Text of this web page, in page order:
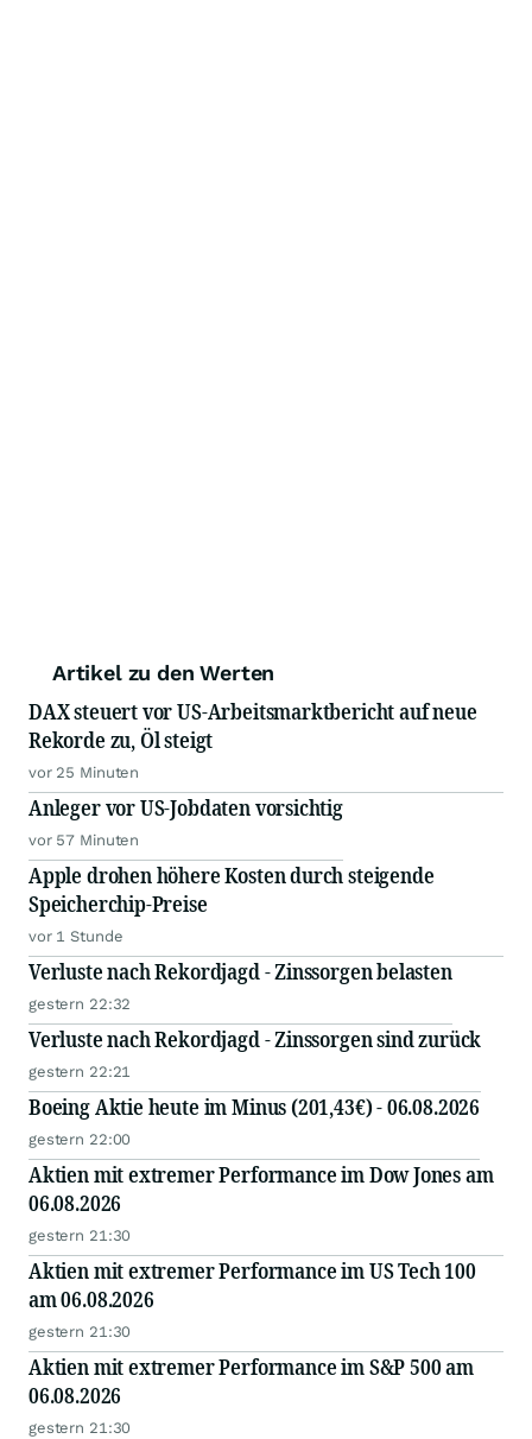
Artikel zu den Werten
DAX steuert vor US-Arbeitsmarktbericht auf neue
Rekorde zu, Öl steigt
vor 25 Minuten
Anleger vor US-Jobdaten vorsichtig
vor 57 Minuten
Apple drohen höhere Kosten durch steigende
Speicherchip-Preise
vor 1 Stunde
Verluste nach Rekordjagd - Zinssorgen belasten
gestern 22:32
Verluste nach Rekordjagd - Zinssorgen sind zurück
gestern 22:21
Boeing Aktie heute im Minus (201,43€) - 06.08.2026
gestern 22:00
Aktien mit extremer Performance im Dow Jones am
06.08.2026
gestern 21:30
Aktien mit extremer Performance im US Tech 100
am 06.08.2026
gestern 21:30
Aktien mit extremer Performance im S&P 500 am
06.08.2026
gestern 21:30